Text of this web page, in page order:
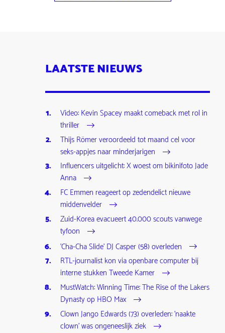
LAATSTE NIEUWS
Video: Kevin Spacey maakt comeback met rol in
thriller
Thijs Römer veroordeeld tot maand cel voor
seks-appjes naar minderjarigen
Influencers uitgelicht: X woest om bikinifoto Jade
Anna
FC Emmen reageert op zedendelict nieuwe
middenvelder
Zuid-Korea evacueert 40.000 scouts vanwege
tyfoon
'Cha-Cha Slide' DJ Casper (58) overleden
RTL-journalist kon via openbare computer bij
interne stukken Tweede Kamer
MustWatch: Winning Time: The Rise of the Lakers
Dynasty op HBO Max
Clown Jango Edwards (73) overleden: 'naakte
clown' was ongeneeslijk ziek